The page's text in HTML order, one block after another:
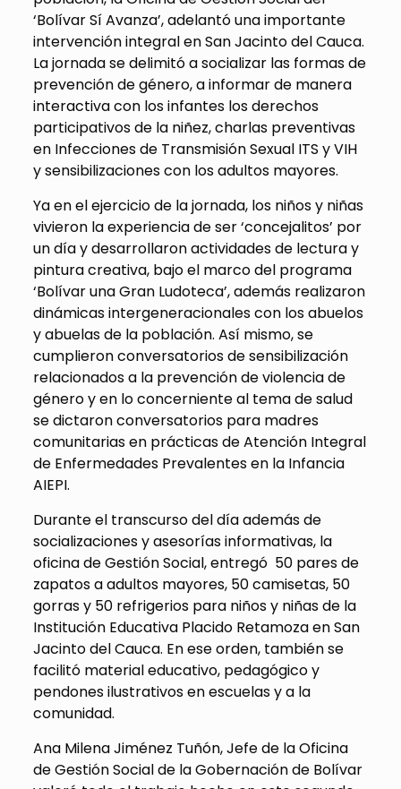
‘Bolívar Sí Avanza’, adelantó una importante
intervención integral en San Jacinto del Cauca.
La jornada se delimitó a socializar las formas de
prevención de género, a informar de manera
interactiva con los infantes los derechos
participativos de la niñez, charlas preventivas
en Infecciones de Transmisión Sexual ITS y VIH
y sensibilizaciones con los adultos mayores.
Ya en el ejercicio de la jornada, los niños y niñas
vivieron la experiencia de ser ‘concejalitos’ por
un día y desarrollaron actividades de lectura y
pintura creativa, bajo el marco del programa
‘Bolívar una Gran Ludoteca’, además realizaron
dinámicas intergeneracionales con los abuelos
y abuelas de la población. Así mismo, se
cumplieron conversatorios de sensibilización
relacionados a la prevención de violencia de
género y en lo concerniente al tema de salud
se dictaron conversatorios para madres
comunitarias en prácticas de Atención Integral
de Enfermedades Prevalentes en la Infancia
AIEPI.
Durante el transcurso del día además de
socializaciones y asesorías informativas, la
oficina de Gestión Social, entregó 50 pares de
zapatos a adultos mayores, 50 camisetas, 50
gorras y 50 refrigerios para niños y niñas de la
Institución Educativa Placido Retamoza en San
Jacinto del Cauca. En ese orden, también se
facilitó material educativo, pedagógico y
pendones ilustrativos en escuelas y a la
comunidad.
Ana Milena Jiménez Tuñón, Jefe de la Oficina
de Gestión Social de la Gobernación de Bolívar